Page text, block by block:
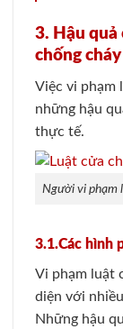
3. Hậu quả
chống cháy
Việc vi phạm
những hậu
thực tế.
Người vi phạm
3.1.Các hình
Vi phạm luật
diện với
Những hậu